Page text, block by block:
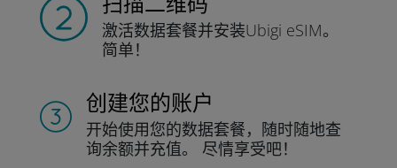
激活数据套餐并安装Ubigi eSIM。
简单！
创建您的账户
开始使用您的数据套餐，随时随地查
询余额并充值。 尽情享受吧！